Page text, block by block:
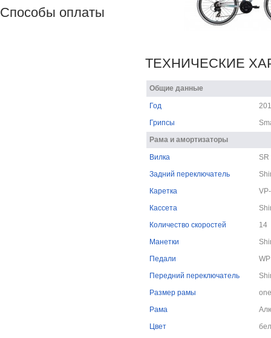
Способы оплаты
ТЕХНИЧЕСКИЕ
Общие данные
Год
Грипсы
Рама и амортизаторы
Вилка
SR
Задний переключатель
Каретка
Кассета
Количество скоростей
14
Манетки
Педали
Передний переключатель
Размер рамы
Рама
Цвет